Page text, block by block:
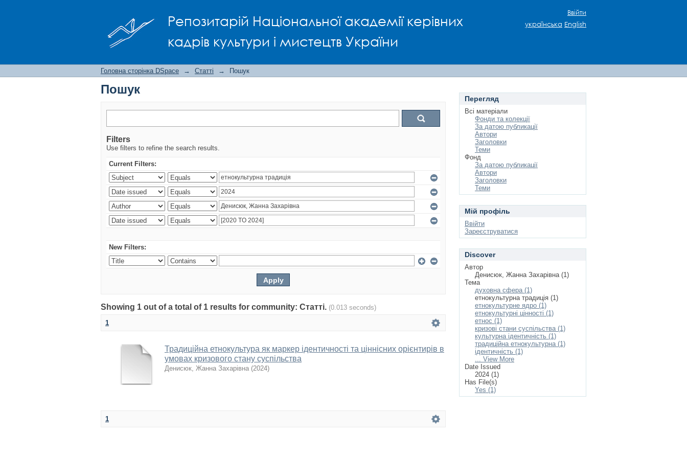
Репозитарій Національної академії керівних
кадрів культури і мистецтв України
Ввійти
українська English
Головна сторінка DSpace → Статті → Пошук
Пошук
Filters
Use filters to refine the search results.
Current Filters:
New Filters:
Showing 1 out of a total of 1 results for community: Статті. (0.013 seconds)
1
Традиційна етнокультура як маркер ідентичності та ціннісних орієнтирів в
умовах кризового стану суспільства
Денисюк, Жанна Захарівна (2024)
1
Перегляд
Всі матеріали
Фонди та колекції
За датою публикації
Автори
Заголовки
Теми
Фонд
За датою публикації
Автори
Заголовки
Теми
Мій профіль
Ввійти
Зареєструватися
Discover
Автор
Денисюк, Жанна Захарівна (1)
Тема
духовна сфера (1)
етнокультурна традиція (1)
етнокультурне ядро (1)
етнокультурні цінності (1)
етнос (1)
кризові стани суспільства (1)
культурна ідентичність (1)
традиційна етнокультурна (1)
ідентичність (1)
... View More
Date Issued
2024 (1)
Has File(s)
Yes (1)